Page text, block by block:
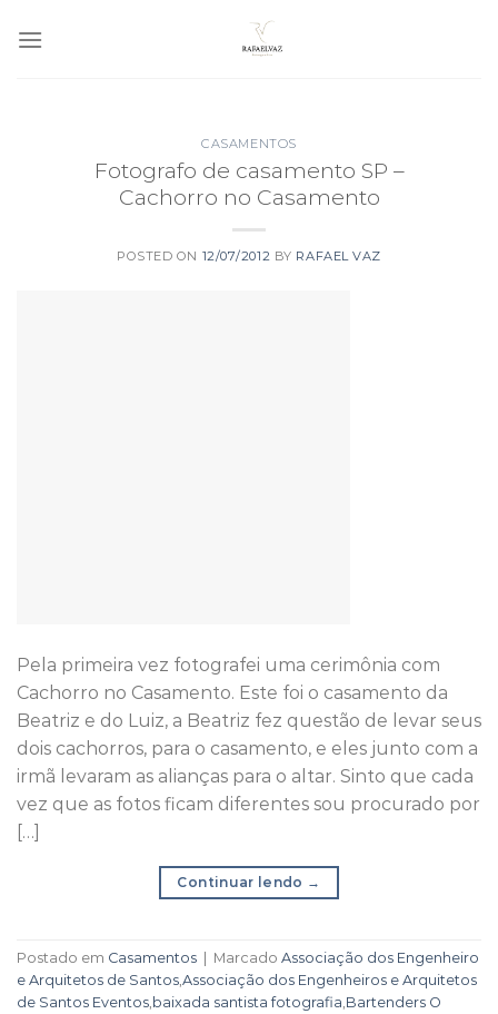
CASAMENTOS
Fotografo de casamento SP –
Cachorro no Casamento
POSTED ON 12/07/2012 BY RAFAEL VAZ
Pela primeira vez fotografei uma cerimônia com
Cachorro no Casamento. Este foi o casamento da
Beatriz e do Luiz, a Beatriz fez questão de levar seus
dois cachorros, para o casamento, e eles junto com a
irmã levaram as alianças para o altar. Sinto que cada
vez que as fotos ficam diferentes sou procurado por
[…]
Continuar lendo →
Postado em Casamentos Marcado Associação dos Engenheiro
e Arquitetos de Santos Associação dos Engenheiros e Arquitetos
de Santos Eventos baixada santista fotografia Bartenders O